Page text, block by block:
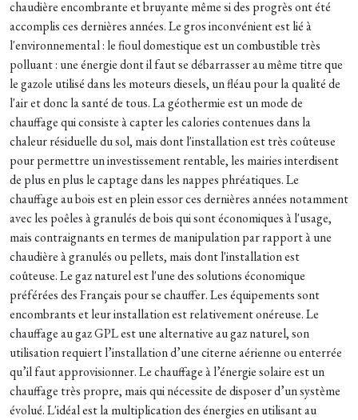
chaudière encombrante et bruyante même si des progrès ont été
accomplis ces dernières années. Le gros inconvénient est lié à
l'environnemental : le fioul domestique est un combustible très
polluant : une énergie dont il faut se débarrasser au même titre que
le gazole utilisé dans les moteurs diesels, un fléau pour la qualité de
l'air et donc la santé de tous. La géothermie est un mode de
chauffage qui consiste à capter les calories contenues dans la
chaleur résiduelle du sol, mais dont l'installation est très coûteuse
pour permettre un investissement rentable, les mairies interdisent
de plus en plus le captage dans les nappes phréatiques. Le
chauffage au bois est en plein essor ces dernières années notamment
avec les poêles à granulés de bois qui sont économiques à l'usage,
mais contraignants en termes de manipulation par rapport à une
chaudière à granulés ou pellets, mais dont l'installation est
coûteuse. Le gaz naturel est l'une des solutions économique
préférées des Français pour se chauffer. Les équipements sont
encombrants et leur installation est relativement onéreuse. Le
chauffage au gaz GPL est une alternative au gaz naturel, son
utilisation requiert l’installation d’une citerne aérienne ou enterrée
qu’il faut approvisionner. Le chauffage à l’énergie solaire est un
chauffage très propre, mais qui nécessite de disposer d’un système
évolué. L'idéal est la multiplication des énergies en utilisant au